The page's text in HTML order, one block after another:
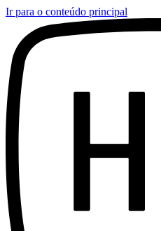
Ir para o conteúdo principal